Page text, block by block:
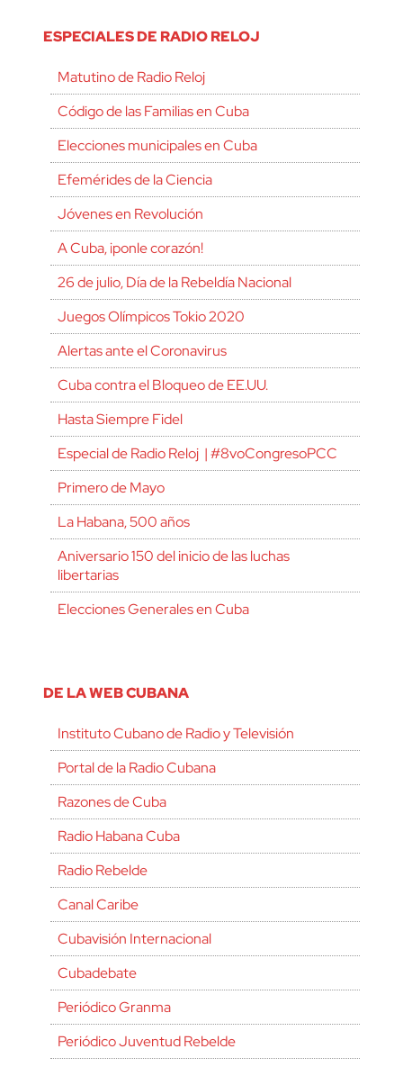
ESPECIALES DE RADIO RELOJ
Matutino de Radio Reloj
Código de las Familias en Cuba
Elecciones municipales en Cuba
Efemérides de la Ciencia
Jóvenes en Revolución
A Cuba, ¡ponle corazón!
26 de julio, Día de la Rebeldía Nacional
Juegos Olímpicos Tokio 2020
Alertas ante el Coronavirus
Cuba contra el Bloqueo de EE.UU.
Hasta Siempre Fidel
Especial de Radio Reloj | #8voCongresoPCC
Primero de Mayo
La Habana, 500 años
Aniversario 150 del inicio de las luchas
libertarias
Elecciones Generales en Cuba
DE LA WEB CUBANA
Instituto Cubano de Radio y Televisión
Portal de la Radio Cubana
Razones de Cuba
Radio Habana Cuba
Radio Rebelde
Canal Caribe
Cubavisión Internacional
Cubadebate
Periódico Granma
Periódico Juventud Rebelde